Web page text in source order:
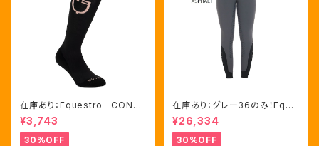
在庫あり：Equestro CONTR
ASTING LOGO ソックス 2
色（ETU00019）
¥3,743
30%OFF
在庫あり：グレー36のみ！Eque
stro Women's Aria キュロ
ット FULLグリップ（ET0675
0）
¥26,334
30%OFF